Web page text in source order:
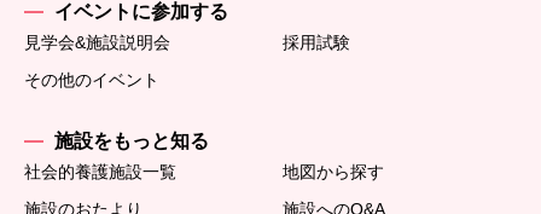
イベントに参加する
見学会&施設説明会
採用試験
その他のイベント
施設をもっと知る
社会的養護施設一覧
地図から探す
施設のおたより
施設へのQ&A